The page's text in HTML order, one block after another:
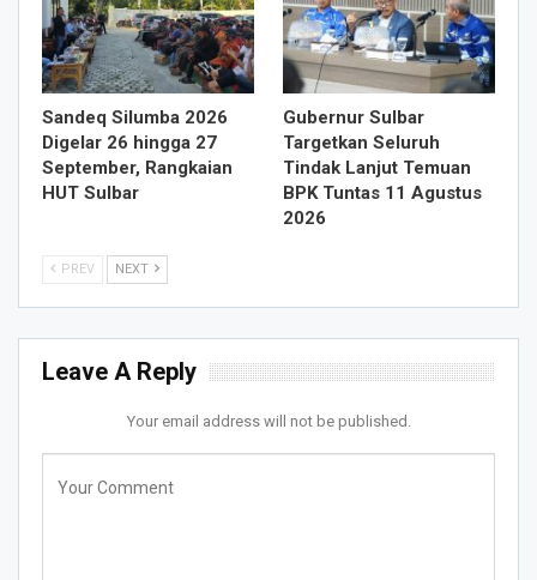
Sandeq Silumba 2026
Digelar 26 hingga 27
September, Rangkaian
HUT Sulbar
Gubernur Sulbar
Targetkan Seluruh
Tindak Lanjut Temuan
BPK Tuntas 11 Agustus
2026
PREV NEXT
Leave A Reply
Your email address will not be published.